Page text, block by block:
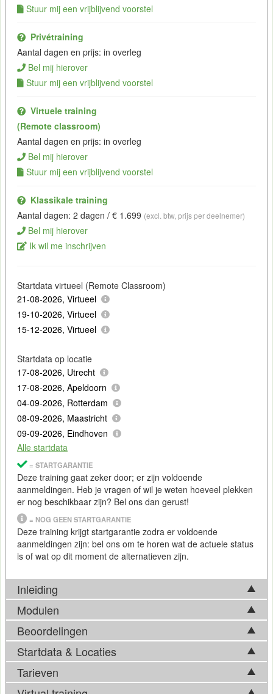
Stuur mij een vrijblijvend voorstel
Privétraining
Aantal dagen en prijs: in overleg
Bel mij hierover
Stuur mij een vrijblijvend voorstel
Virtuele training
(Remote classroom)
Aantal dagen en prijs: in overleg
Bel mij hierover
Stuur mij een vrijblijvend voorstel
Klassikale training
Aantal dagen: 2 dagen / € 1.699 (excl. btw, prijs per deelnemer)
Bel mij hierover
Ik wil me inschrijven
Startdata virtueel (Remote Classroom)
21-08-2026, Virtueel
19-10-2026, Virtueel
15-12-2026, Virtueel
Startdata op locatie
17-08-2026, Utrecht
17-08-2026, Apeldoorn
04-09-2026, Rotterdam
08-09-2026, Maastricht
09-09-2026, Eindhoven
Alle startdata
= STARTGARANTIE
Deze training gaat zeker door; er zijn voldoende
aanmeldingen. Heb je vragen of wil je weten hoeveel plekken
er nog beschikbaar zijn? Bel ons dan gerust!
= NOG GEEN STARTGARANTIE
Deze training krijgt startgarantie zodra er voldoende
aanmeldingen zijn: bel ons om te horen wat de actuele status
is of wat op dit moment de alternatieven zijn.
Inleiding
Nagios
Nagios is een open-source computer- en netwerksurveillance
applicatie die systemen, netwerken en infrastructuur monitort.
Nagios biedt monitoring en alert-services voor servers,
switches, applicaties en services. Nagios loopt al lang mee in
Modulen
De volgende onderwerpen worden tijdens de Nagios training
behandeld:
Introductie Nagios
Installatie en configuratie
Users
Beoordelingen
Zoubir Jabli
Heb de training Nagios gevolgd. Omdat er voor de
Startdata & Locaties
Kies uit 6 locatie(s) in Nederland. Ook beschikbaar in
Antwerpen.
Tarieven